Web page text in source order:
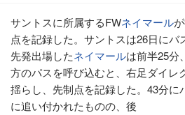
サントスに所属するFWネイマール
点を記録した。サントスは26日にバ
先発出場したネイマールは前半25分
方のパスを呼び込むと、右足ダイレ
揺らし、先制点を記録した。43分に
に追い付かれたものの、後